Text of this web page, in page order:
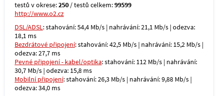
testů v okrese:250 / testů celkem:99599
http://www.o2.cz
DSL/ADSL: stahování: 54,4 Mb/s | nahrávání: 21,1 Mb/s | odezva:
18,1 ms
Bezdrátové připojení: stahování: 42,5 Mb/s | nahrávání: 15,2 Mb/s |
odezva: 27,7 ms
Pevné připojení - kabel/optika: stahování: 112 Mb/s | nahrávání:
30,7 Mb/s | odezva: 15,8 ms
Mobilní připojení: stahování: 26,3 Mb/s | nahrávání: 9,88 Mb/s |
odezva: 34,0 ms